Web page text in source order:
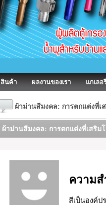
สินค้า ผลงานของเรา แกเลอ
ผ้าม่านสีมงคล: การตกแต่งที่
ผ้าม่านสีมงคล: การตกแต่งที่เสริม
ความ
สีเป็นองค์ป